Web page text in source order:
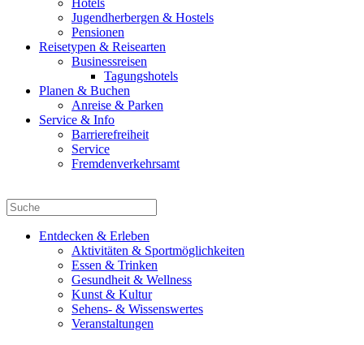
Hotels
Jugendherbergen & Hostels
Pensionen
Reisetypen & Reisearten
Businessreisen
Tagungshotels
Planen & Buchen
Anreise & Parken
Service & Info
Barrierefreiheit
Service
Fremdenverkehrsamt
Entdecken & Erleben
Aktivitäten & Sportmöglichkeiten
Essen & Trinken
Gesundheit & Wellness
Kunst & Kultur
Sehens- & Wissenswertes
Veranstaltungen